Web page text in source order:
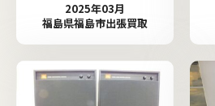
2025年03月
福島県福島市出張買取